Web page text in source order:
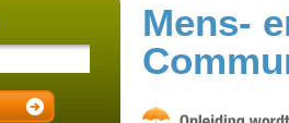
Mens-